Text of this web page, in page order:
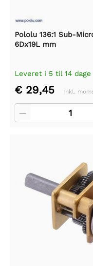
Pololu 136:1 Sub-
6Dx19L mm
Leveret i 5 til 14 dage
€ 29,45 Inkl.